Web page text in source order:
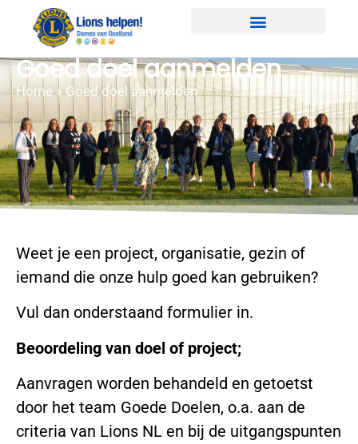
Goed doel aanmelden
Home»Goed doel aanmelden
Weet je een project, organisatie, gezin of
iemand die onze hulp goed kan gebruiken?
Vul dan onderstaand formulier in.
Beoordeling van doel of project;
Aanvragen worden behandeld en getoetst
door het team Goede Doelen, o.a. aan de
criteria van Lions NL en bij de uitgangspunten